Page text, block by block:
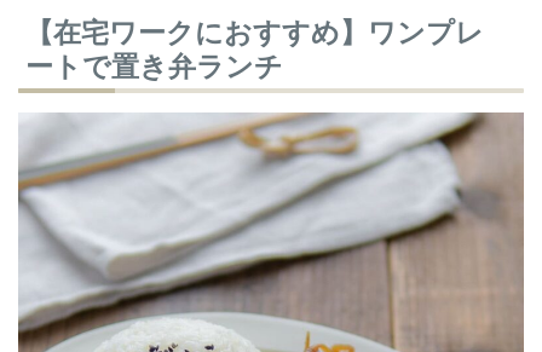
【在宅ワークにおすすめ】ワンプレ
ートで置き弁ランチ